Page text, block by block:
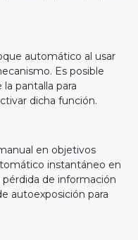
automático al usar
Es posible
pantalla para
dicha función.
en objetivos
instantáneo en
de información
autoexposición para